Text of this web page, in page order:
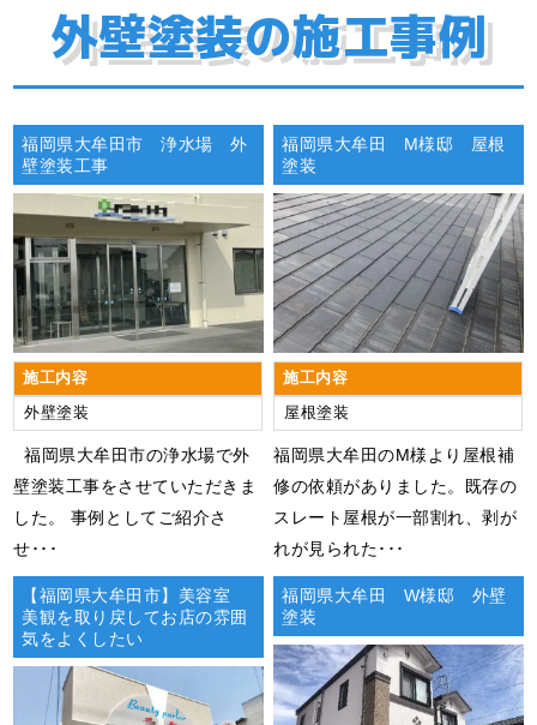
外壁塗装の施工事例
福岡県大牟田市 浄水場 外
壁塗装工事
施工内容
外壁塗装
福岡県大牟田市の浄水場で外
壁塗装工事をさせていただきま
した。 事例としてご紹介さ
せ･･･
福岡県大牟田 M様邸 屋根
塗装
施工内容
屋根塗装
​​福岡県大牟田のM様より屋根補
修の依頼がありました。既存の
スレート屋根が一部割れ、剥が
れが見られた･･･
【福岡県大牟田市】美容室
美観を取り戻してお店の雰囲
気をよくしたい
福岡県大牟田 W様邸 外壁
塗装